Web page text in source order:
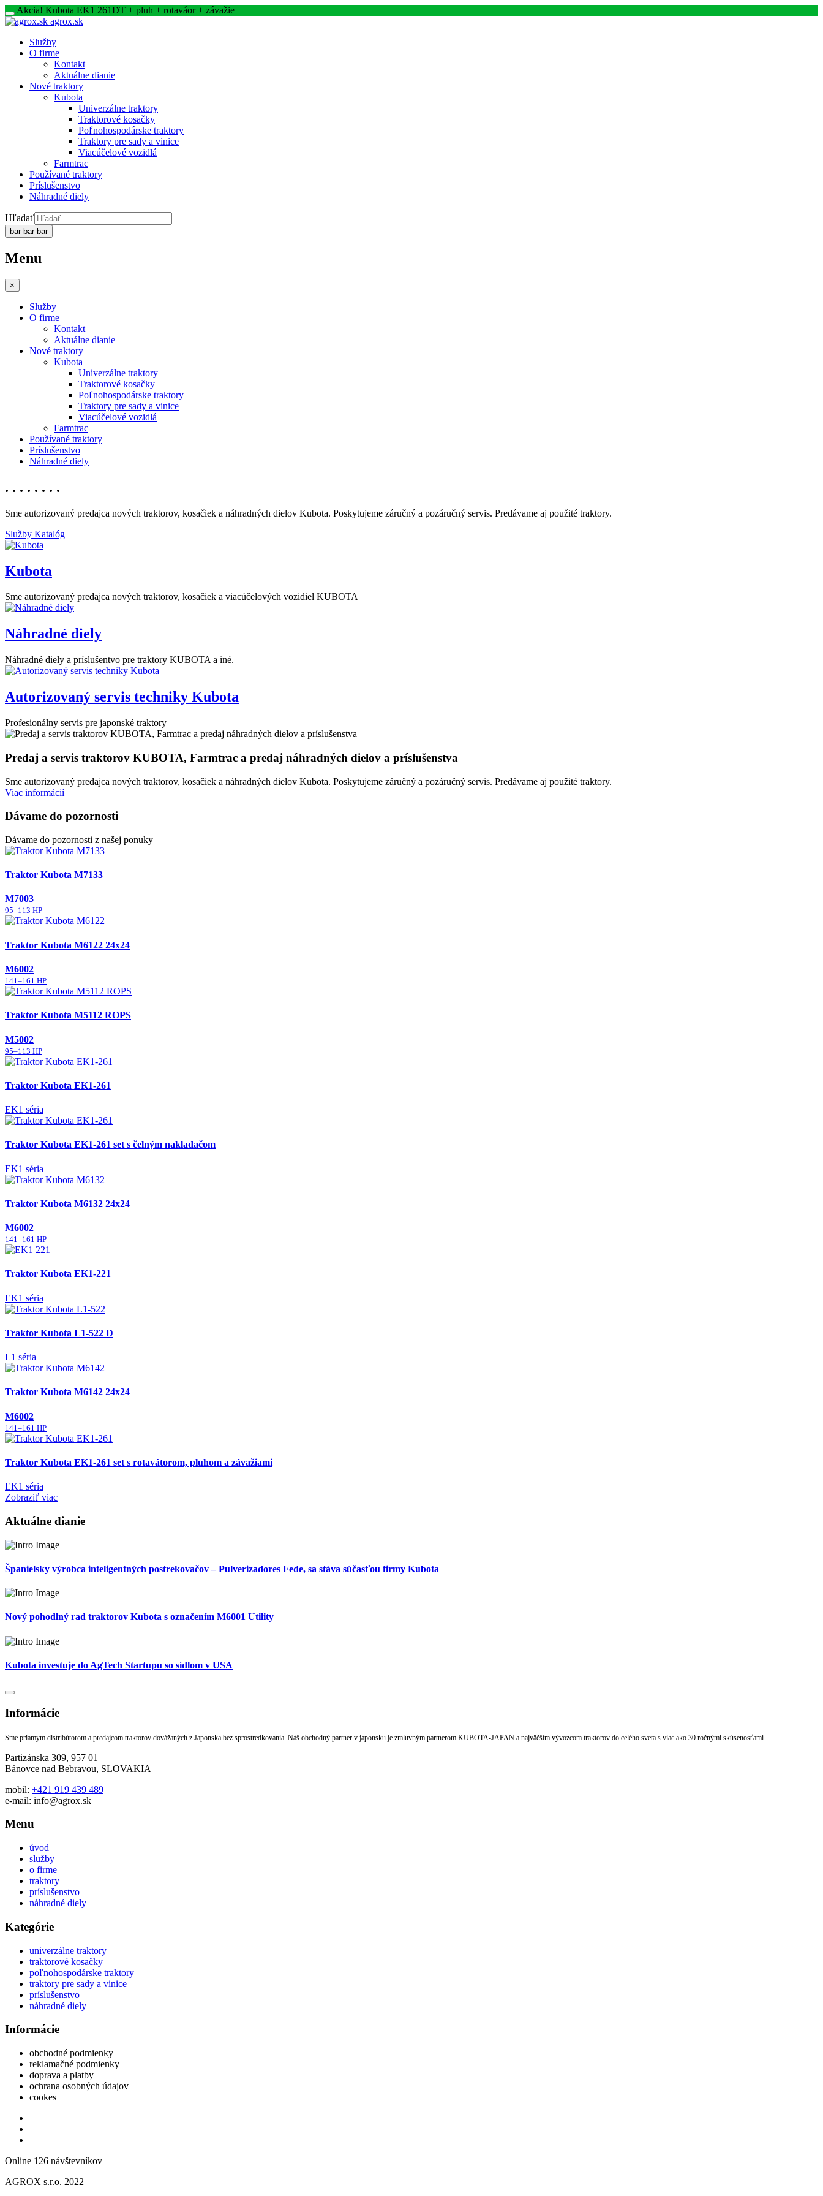
Akcia! Kubota EK1 261DT + pluh + rotaváor + závažie
agrox.sk
Služby
O firme
Kontakt
Aktuálne dianie
Nové traktory
Kubota
Univerzálne traktory
Traktorové kosačky
Poľnohospodárske traktory
Traktory pre sady a vinice
Viacúčelové vozidlá
Farmtrac
Používané traktory
Príslušenstvo
Náhradné diely
Hľadať
bar bar bar
Menu
×
Služby
O firme
Kontakt
Aktuálne dianie
Nové traktory
Kubota
Univerzálne traktory
Traktorové kosačky
Poľnohospodárske traktory
Traktory pre sady a vinice
Viacúčelové vozidlá
Farmtrac
Používané traktory
Príslušenstvo
Náhradné diely
. . . . . . . .
Sme autorizovaný predajca nových traktorov, kosačiek a náhradných dielov Kubota. Poskytujeme záručný a pozáručný servis. Predávame aj použité traktory.
Služby Katalóg
Kubota
Sme autorizovaný predajca nových traktorov, kosačiek a viacúčelových vozidiel KUBOTA
Náhradné diely
Náhradné diely a príslušentvo pre traktory KUBOTA a iné.
Autorizovaný servis techniky Kubota
Profesionálny servis pre japonské traktory
Predaj a servis traktorov KUBOTA, Farmtrac a predaj náhradných dielov a príslušenstva
Sme autorizovaný predajca nových traktorov, kosačiek a náhradných dielov Kubota. Poskytujeme záručný a pozáručný servis. Predávame aj použité traktory.
Viac informácií
Dávame do pozornosti
Dávame do pozornosti z našej ponuky
Traktor Kubota M7133
M7003
95–113 HP
Traktor Kubota M6122 24x24
M6002
141–161 HP
Traktor Kubota M5112 ROPS
M5002
95–113 HP
Traktor Kubota EK1-261
EK1 séria
Traktor Kubota EK1-261 set s čelným nakladačom
EK1 séria
Traktor Kubota M6132 24x24
M6002
141–161 HP
Traktor Kubota EK1-221
EK1 séria
Traktor Kubota L1-522 D
L1 séria
Traktor Kubota M6142 24x24
M6002
141–161 HP
Traktor Kubota EK1-261 set s rotavátorom, pluhom a závažiami
EK1 séria
Zobraziť viac
Aktuálne dianie
Španielsky výrobca inteligentných postrekovačov – Pulverizadores Fede, sa stáva súčasťou firmy Kubota
Nový pohodlný rad traktorov Kubota s označením M6001 Utility
Kubota investuje do AgTech Startupu so sídlom v USA
Informácie
Sme priamym distribútorom a predajcom traktorov dovážaných z Japonska bez sprostredkovania. Náš obchodný partner v japonsku je zmluvným partnerom KUBOTA-JAPAN a najväčším vývozcom traktorov do celého sveta s viac ako 30 ročnými skúsenosťami.
Partizánska 309, 957 01
Bánovce nad Bebravou, SLOVAKIA
mobil: +421 919 439 489
e-mail: info@agrox.sk
Menu
úvod
služby
o firme
traktory
príslušenstvo
náhradné diely
Kategórie
univerzálne traktory
traktorové kosačky
poľnohospodárske traktory
traktory pre sady a vinice
príslušenstvo
náhradné diely
Informácie
obchodné podmienky
reklamačné podmienky
doprava a platby
ochrana osobných údajov
cookes
Online 126 návštevníkov
AGROX s.r.o. 2022